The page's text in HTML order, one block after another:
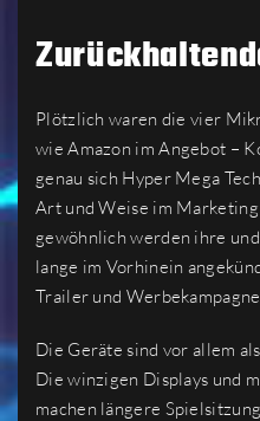
Plötzlich waren die vier
wie Amazon im Angebot –
genau sich Hyper Mega
Art und Weise im
gewöhnlich werden ihre
lange im Vorhinein
Trailer und
Die Geräte sind vor allem
Die winzigen Displays und
machen längere